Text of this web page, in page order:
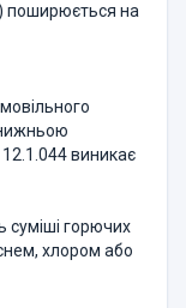
поширюється на
виникає
суміші горючих
хлором або